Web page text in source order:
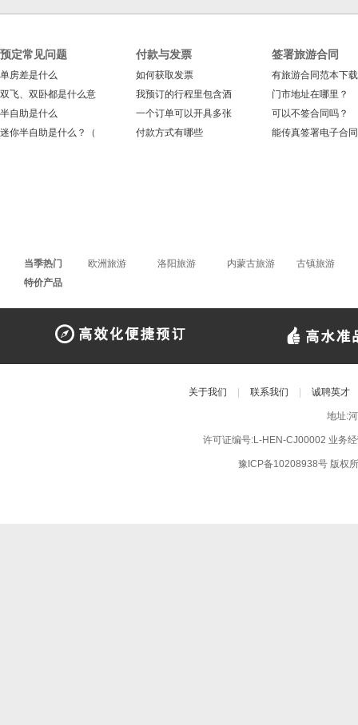
预定常见问题
单房差是什么
双飞、双卧都是什么意
半自助是什么
迷你半自助是什么？（
付款与发票
如何获取发票
我预订的行程里包含酒
一个订单可以开具多张
付款方式有哪些
签署旅游合同
有旅游合同范本下
门市地址在哪里？
可以不签合同吗？
能传真签署电子合
当季热门 欧洲旅游 洛阳旅游 内蒙古旅游
古镇旅游
特价产品
关于我们 联系我们 诚聘英才
地址:
许可证编号:L-HEN-CJ00002 业务
豫ICP备10208938号 版权